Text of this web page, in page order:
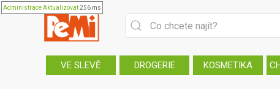
AdministraceAktualizovat256 ms
VE SLEVĚ DROGERIE KOSMETIKA